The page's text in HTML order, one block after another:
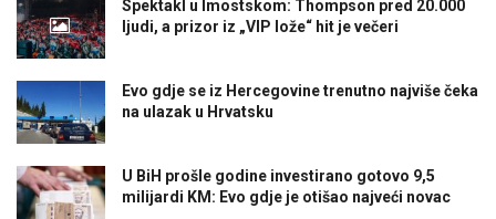
Spektakl u Imostskom: Thompson pred 20.000
ljudi, a prizor iz „VIP lože“ hit je večeri
Evo gdje se iz Hercegovine trenutno najviše čeka
na ulazak u Hrvatsku
U BiH prošle godine investirano gotovo 9,5
milijardi KM: Evo gdje je otišao najveći novac